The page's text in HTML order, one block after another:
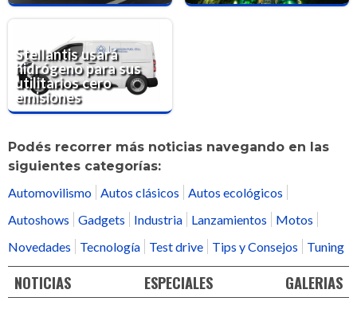
Stellantis usará
hidrógeno para sus
utilitarios cero
emisiones
Podés recorrer más noticias navegando en las
siguientes categorías:
Automovilismo Autos clásicos
Autos ecológicos
Autoshows
Gadgets Industria Lanzamientos
Motos
Novedades
Tecnología Test drive Tips y Consejos Tuning
NOTICIAS ESPECIALES GALERIAS